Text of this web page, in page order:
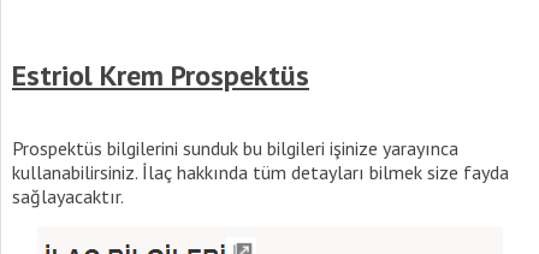
Estriol Krem Prospektüs
Prospektüs bilgilerini sunduk bu bilgileri işinize yarayınca
kullanabilirsiniz. İlaç hakkında tüm detayları bilmek size fayda
sağlayacaktır.